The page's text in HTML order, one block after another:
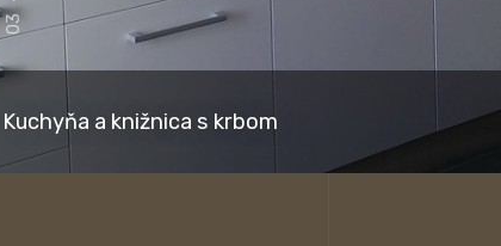
03
Kuchyňa a knižnica s krbom